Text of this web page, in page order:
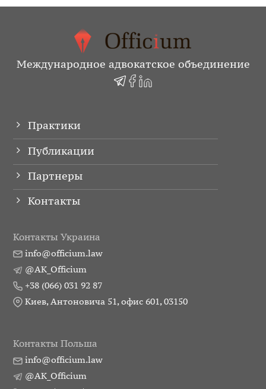
Международное адвокатское объединение
Практики
Публикации
Партнеры
Контакты
Контакты Украина
info@officium.law
@AK_Officium
+38 (066) 031 92 87
Киев, Антоновича 51, офис 601, 03150
Контакты Польша
info@officium.law
@AK_Officium